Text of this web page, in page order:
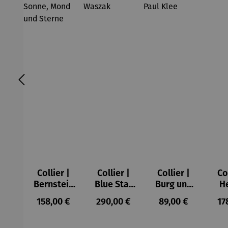
Collier |
Bernstein
– Sonne,
Mond und
Regulärer Preis:
158,00 €
Collier |
Blue Star
– Petra
Waszak
Regulärer Preis:
290,00 €
Collier |
Burg und
Sonne –
Paul Klee
Regulärer Preis:
89,00 €